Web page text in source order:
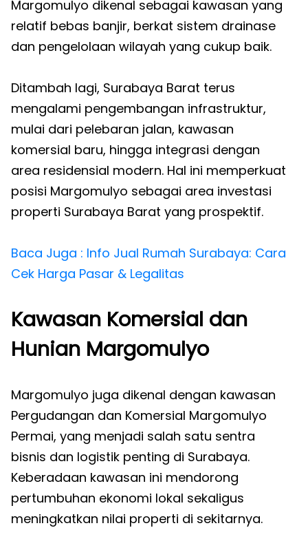
Margomulyo dikenal sebagai kawasan yang
relatif bebas banjir, berkat sistem drainase
dan pengelolaan wilayah yang cukup baik.
Ditambah lagi, Surabaya Barat terus
mengalami pengembangan infrastruktur,
mulai dari pelebaran jalan, kawasan
komersial baru, hingga integrasi dengan
area residensial modern. Hal ini memperkuat
posisi Margomulyo sebagai area investasi
properti Surabaya Barat yang prospektif.
Baca Juga : Info Jual Rumah Surabaya: Cara
Cek Harga Pasar & Legalitas
Kawasan Komersial dan
Hunian Margomulyo
Margomulyo juga dikenal dengan kawasan
Pergudangan dan Komersial Margomulyo
Permai, yang menjadi salah satu sentra
bisnis dan logistik penting di Surabaya.
Keberadaan kawasan ini mendorong
pertumbuhan ekonomi lokal sekaligus
meningkatkan nilai properti di sekitarnya.